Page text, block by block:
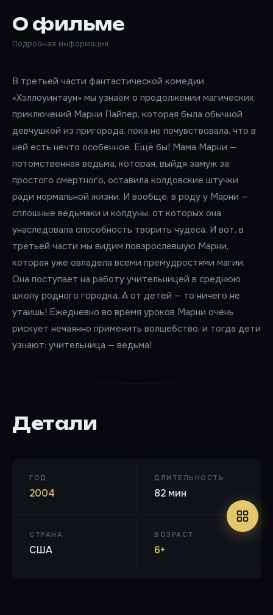
О фильме
Подробная информация
В третьей части фантастической комедии
«Хэллоуинтаун» мы узнаём о продолжении магических
приключений Марни Пайпер, которая была обычной
девчушкой из пригорода, пока не почувствовала, что в
ней есть нечто особенное. Ещё бы! Мама Марни —
потомственная ведьма, которая, выйдя замуж за
простого смертного, оставила колдовские штучки
ради нормальной жизни. И вообще, в роду у Марни —
сплошные ведьмаки и колдуны, от которых она
унаследовала способность творить чудеса. И вот, в
третьей части мы видим повзрослевшую Марни,
которая уже овладела всеми премудростями магии.
Она поступает на работу учительницей в среднюю
школу родного городка. А от детей — то ничего не
утаишь! Ежедневно во время уроков Марни очень
рискует нечаянно применить волшебство, и тогда дети
узнают: учительница — ведьма!
Детали
ГОД
2004
ДЛИТЕЛЬНОСТЬ
82 мин
СТРАНА
США
ВОЗРАСТ
6+